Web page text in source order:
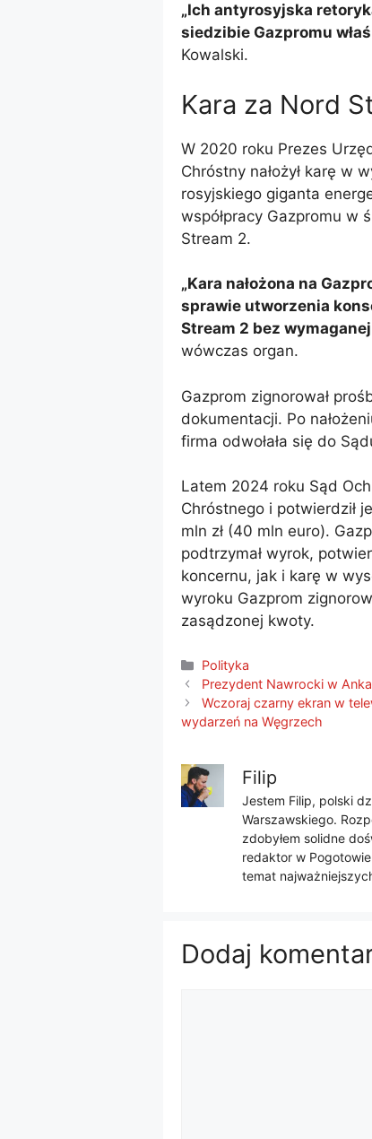
„Ich antyrosyjska
siedzibie Gazpromu
Kowalski.
Kara za Nord
W 2020 roku Prezes
Chróstny nałożył karę w
rosyjskiego giganta
współpracy Gazpromu w
Stream 2.
„Kara nałożona na
sprawie utworzenia
Stream 2 bez wymaganej
wówczas organ.
Gazprom zignorował
dokumentacji. Po
firma odwołała się do
Latem 2024 roku Sąd
Chróstnego i potwierdził
mln zł (40 mln euro).
podtrzymał wyrok,
koncernu, jak i karę w
wyroku Gazprom
zasądzonej kwoty.
Kategorie
Polityka
Prezydent Nawrocki w
Wczoraj czarny ekran w
wydarzeń na Węgrzech
Filip
Jestem Filip, polski
Warszawskiego.
zdobyłem solidne
redaktor w
temat
Dodaj